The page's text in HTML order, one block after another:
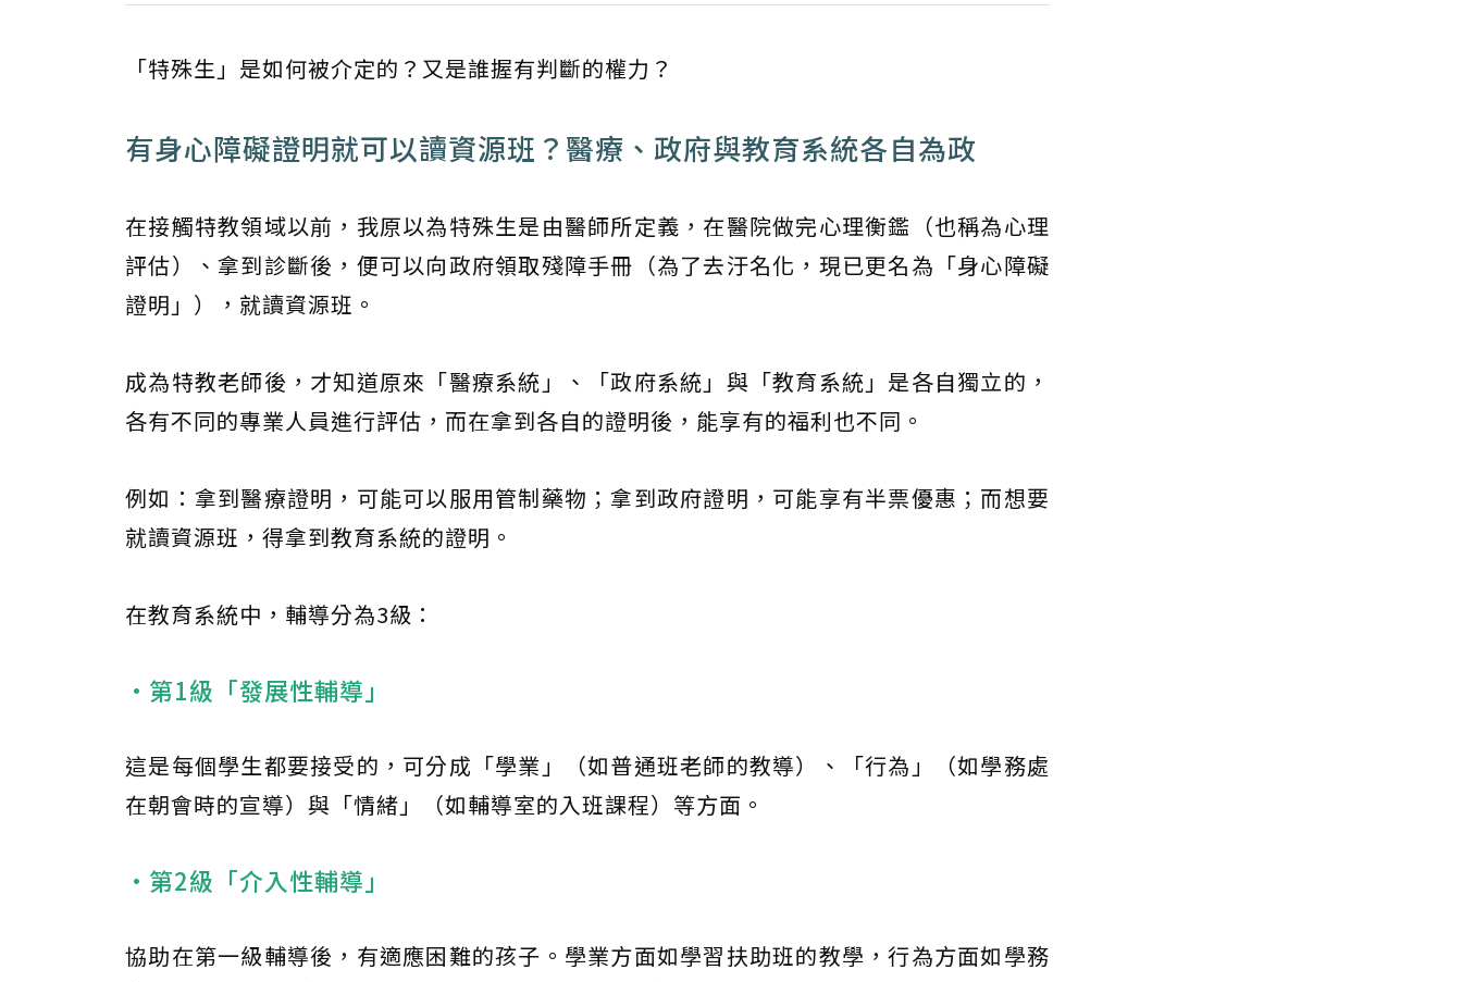
「特殊生」是如何被介定的？又是誰握有判斷的權力？
有身心障礙證明就可以讀資源班？醫療、政府與教育系統各自為政
在接觸特教領域以前，我原以為特殊生是由醫師所定義，在醫院做完心理衡鑑（也稱為心理
評估）、拿到診斷後，便可以向政府領取殘障手冊（為了去汙名化，現已更名為「身心障礙
證明」），就讀資源班。
成為特教老師後，才知道原來「醫療系統」、「政府系統」與「教育系統」是各自獨立的，
各有不同的專業人員進行評估，而在拿到各自的證明後，能享有的福利也不同。
例如：拿到醫療證明，可能可以服用管制藥物；拿到政府證明，可能享有半票優惠；而想要
就讀資源班，得拿到教育系統的證明。
在教育系統中，輔導分為3級：
•第1級「發展性輔導」
這是每個學生都要接受的，可分成「學業」（如普通班老師的教導）、「行為」（如學務處
在朝會時的宣導）與「情緒」（如輔導室的入班課程）等方面。
•第2級「介入性輔導」
協助在第一級輔導後，有適應困難的孩子。學業方面如學習扶助班的教學，行為方面如學務